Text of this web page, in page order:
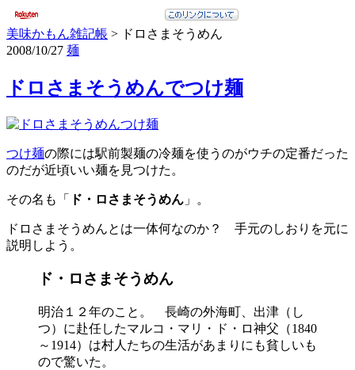
美味かもん雑記帳 > ドロさまそうめん
2008/10/27 麺
ドロさまそうめんでつけ麺
つけ麺の際には駅前製麺の冷麺を使うのがウチの定番だった
のだが近頃いい麺を見つけた。
その名も「 ド・ロさまそうめん 」。
ドロさまそうめんとは一体何なのか？ 手元のしおりを元に
説明しよう。
ド・ロさまそうめん
明治１２年のこと。 長崎の外海町、出津（し
つ）に赴任したマルコ・マリ・ド・ロ神父（1840
～1914）は村人たちの生活があまりにも貧しいも
ので驚いた。